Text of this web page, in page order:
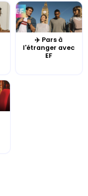
✈️ Pars à
l'étranger avec
EF